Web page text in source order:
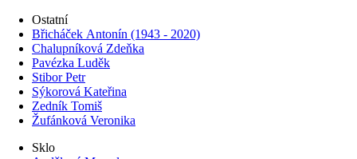
Ostatní
Břicháček Antonín (1943 - 2020)
Chalupníková Zdeňka
Pavézka Luděk
Stibor Petr
Sýkorová Kateřina
Zedník Tomiš
Žufánková Veronika
Sklo